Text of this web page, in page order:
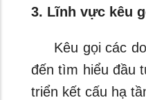
3. Lĩnh vực kêu
Kêu gọi các
đến tìm hiểu đầu
triển kết cấu hạ